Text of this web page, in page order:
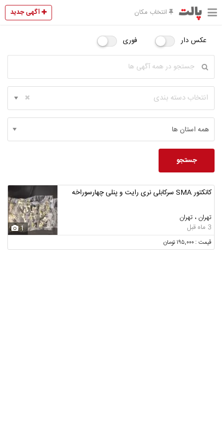
انتخاب مکان آگهی جدید
عکس دار فوری
انتخاب دسته بندی
جستجو
کانکتور SMA سرکابلی نری رایت و پنلی چهارسوراخه
تهران ، تهران
3 ماه قبل
1
قیمت : ۱۹۵,۰۰۰ تومان